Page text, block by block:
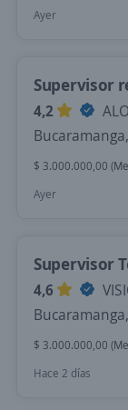
Ayer
Supervisor
4,2
$ 3.000.000,00
Ayer
Supervisor
4,6
$ 3.000.000,00
Hace 2 días